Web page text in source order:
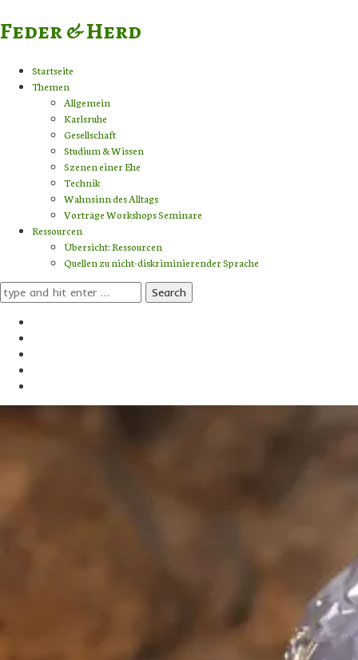
Feder & Herd
Startseite
Themen
Allgemein
Karlsruhe
Gesellschaft
Studium & Wissen
Szenen einer Ehe
Technik
Wahnsinn des Alltags
Vorträge Workshops Seminare
Ressourcen
Übersicht: Ressourcen
Quellen zu nicht-diskriminierender Sprache
Search
for: